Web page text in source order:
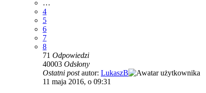
…
4
5
6
7
8
71 Odpowiedzi
40003 Odsłony
Ostatni postautor: LukaszB
11 maja 2016, o 09:31